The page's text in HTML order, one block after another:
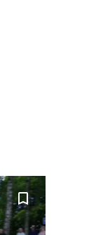
bookmark_border